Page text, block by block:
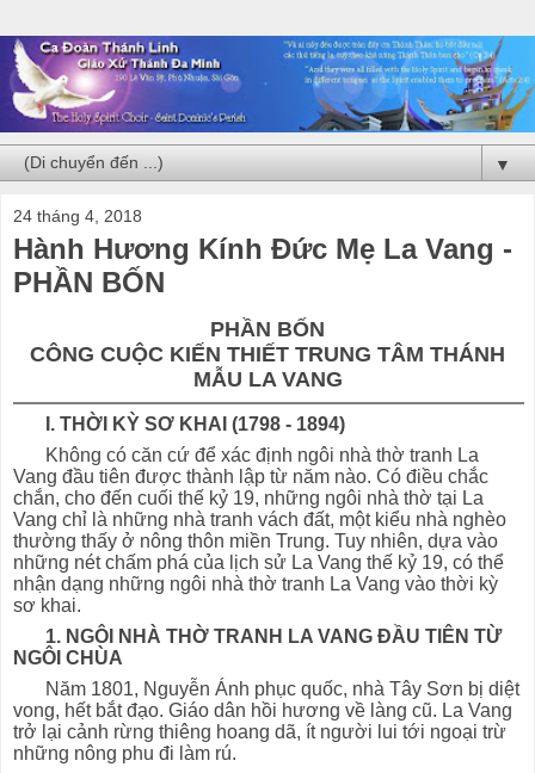
▼
24 tháng 4, 2018
Hành Hương Kính Đức Mẹ La Vang -
PHẦN BỐN
PHẦN BỐN
CÔNG CUỘC KIẾN THIẾT TRUNG TÂM THÁNH
MẪU LA VANG
I. THỜI KỲ SƠ KHAI (1798 - 1894)
Không có căn cứ để xác định ngôi nhà thờ tranh La
Vang đầu tiên được thành lập từ năm nào. Có điều chắc
chắn, cho đến cuối thế kỷ 19, những ngôi nhà thờ tại La
Vang chỉ là những nhà tranh vách đất, một kiểu nhà nghèo
thường thấy ở nông thôn miền Trung. Tuy nhiên, dựa vào
những nét chấm phá của lịch sử La Vang thế kỷ 19, có thể
nhận dạng những ngôi nhà thờ tranh La Vang vào thời kỳ
sơ khai.
1. NGÔI NHÀ THỜ TRANH LA VANG ĐẦU TlÊN TỪ
NGÔI CHÙA
Năm 1801, Nguyễn Ánh phục quốc, nhà Tây Sơn bị diệt
vong, hết bắt đạo. Giáo dân hồi hương về làng cũ. La Vang
trở lại cảnh rừng thiêng hoang dã, ít người lui tới ngoại trừ
những nông phu đi làm rú.